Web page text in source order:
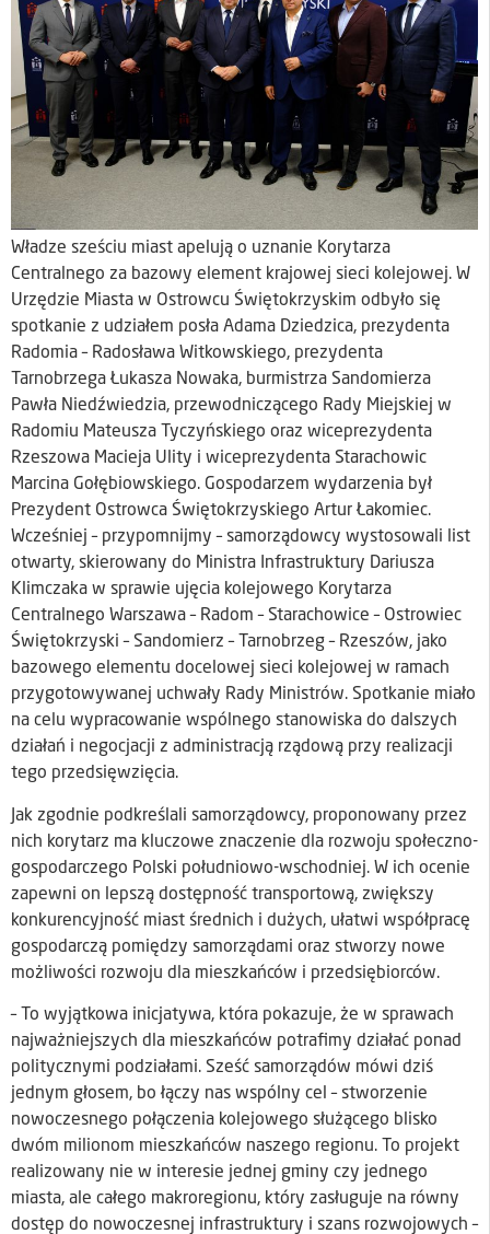
Władze sześciu miast apelują o uznanie Korytarza
Centralnego za bazowy element krajowej sieci kolejowej. W
Urzędzie Miasta w Ostrowcu Świętokrzyskim odbyło się
spotkanie z udziałem posła Adama Dziedzica, prezydenta
Radomia – Radosława Witkowskiego, prezydenta
Tarnobrzega Łukasza Nowaka, burmistrza Sandomierza
Pawła Niedźwiedzia, przewodniczącego Rady Miejskiej w
Radomiu Mateusza Tyczyńskiego oraz wiceprezydenta
Rzeszowa Macieja Ulity i wiceprezydenta Starachowic
Marcina Gołębiowskiego. Gospodarzem wydarzenia był
Prezydent Ostrowca Świętokrzyskiego Artur Łakomiec.
Wcześniej – przypomnijmy – samorządowcy wystosowali list
otwarty, skierowany do Ministra Infrastruktury Dariusza
Klimczaka w sprawie ujęcia kolejowego Korytarza
Centralnego Warszawa – Radom – Starachowice – Ostrowiec
Świętokrzyski – Sandomierz – Tarnobrzeg – Rzeszów, jako
bazowego elementu docelowej sieci kolejowej w ramach
przygotowywanej uchwały Rady Ministrów. Spotkanie miało
na celu wypracowanie wspólnego stanowiska do dalszych
działań i negocjacji z administracją rządową przy realizacji
tego przedsięwzięcia.
Jak zgodnie podkreślali samorządowcy, proponowany przez
nich korytarz ma kluczowe znaczenie dla rozwoju społeczno-
gospodarczego Polski południowo-wschodniej. W ich ocenie
zapewni on lepszą dostępność transportową, zwiększy
konkurencyjność miast średnich i dużych, ułatwi współpracę
gospodarczą pomiędzy samorządami oraz stworzy nowe
możliwości rozwoju dla mieszkańców i przedsiębiorców.
– To wyjątkowa inicjatywa, która pokazuje, że w sprawach
najważniejszych dla mieszkańców potrafimy działać ponad
politycznymi podziałami. Sześć samorządów mówi dziś
jednym głosem, bo łączy nas wspólny cel – stworzenie
nowoczesnego połączenia kolejowego służącego blisko
dwóm milionom mieszkańców naszego regionu. To projekt
realizowany nie w interesie jednej gminy czy jednego
miasta, ale całego makroregionu, który zasługuje na równy
dostęp do nowoczesnej infrastruktury i szans rozwojowych –